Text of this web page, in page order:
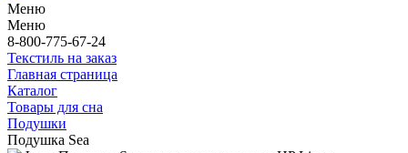
Меню
Меню
8-800-775-67-24
Текстиль на заказ
Главная страница
Каталог
Товары для сна
Подушки
Подушка Sea